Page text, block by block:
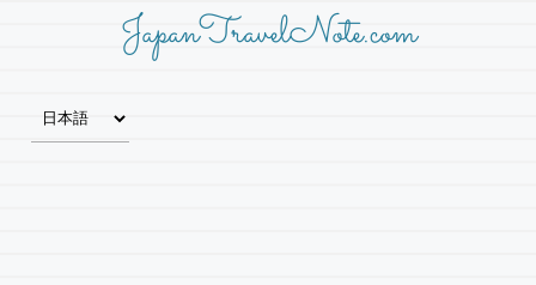
JapanTravelNote.com